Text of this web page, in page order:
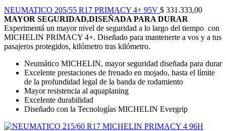
Nuevo compuesto de piso All-Terrain
Formulado para incrementar la duración de las llantas tanto en
pavimento como en condiciones fuera de la Carretera.
resistencia a los costados que los competidores.
TRACCIÓN TODO TERRENO
Laminillas 3D profundas y autobloqueantes / Ranuras para lodo.
y nieve.
NEUMATICO 205/55 R17 PRIMACY 4+ 95V $ 331.333,00
MAYOR SEGURIDAD,DISEÑADA PARA DURAR
Experimentá un mayor nivel de seguridad a lo largo del tiempo con
MICHELIN PRIMACY 4+. Diseñado para mantenerte a vos y a tus
pasajeros protegidos, kilómetro tras kilómetro.
Neumático MICHELIN, mayor seguridad diseñada para durar
Excelente prestaciones de frenado en mojado, hasta el límite
de la profundidad legal de la banda de rodamiento
Mayor resistencia al aquaplaning
Excelente durabilidad
Diseñado con la Tecnologías MICHELIN Evergrip